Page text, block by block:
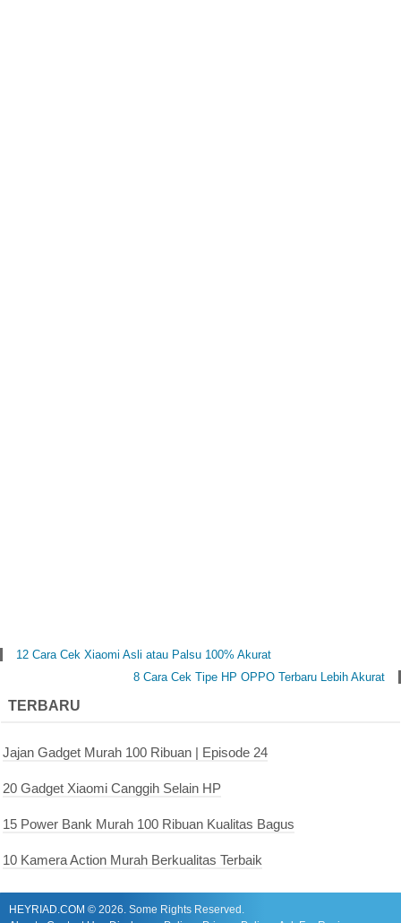
12 Cara Cek Xiaomi Asli atau Palsu 100% Akurat
8 Cara Cek Tipe HP OPPO Terbaru Lebih Akurat
TERBARU
Jajan Gadget Murah 100 Ribuan | Episode 24
20 Gadget Xiaomi Canggih Selain HP
15 Power Bank Murah 100 Ribuan Kualitas Bagus
10 Kamera Action Murah Berkualitas Terbaik
HEYRIAD.COM © 2026. Some Rights Reserved.